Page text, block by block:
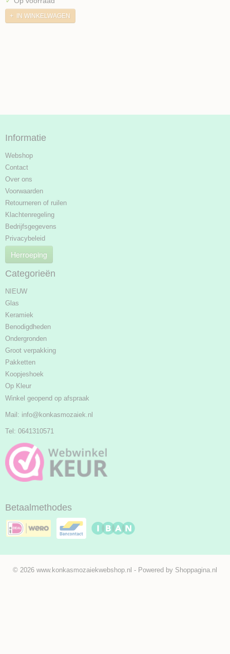
IN WINKELWAGEN
Informatie
Webshop
Contact
Over ons
Voorwaarden
Retourneren of ruilen
Klachtenregeling
Bedrijfsgegevens
Privacybeleid
Herroeping
Categorieën
NIEUW
Glas
Keramiek
Benodigdheden
Ondergronden
Groot verpakking
Pakketten
Koopjeshoek
Op Kleur
Winkel geopend op afspraak
Mail: info@konkasmozaiek.nl
Tel: 0641310571
Betaalmethodes
© 2026 www.konkasmozaiekwebshop.nl - Powered by Shoppagina.nl